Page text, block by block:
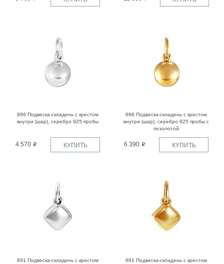
896 Подвеска-складень с крестом
внутри (шар), серебро 925 пробы
4 570 КУПИТЬ
896 Подвеска-складень с крестом
внутри (шар), серебро 925 пробы с
позолотой
6 390 КУПИТЬ
891 Подвеска-складень с крестом
891 Подвеска-складень с крестом